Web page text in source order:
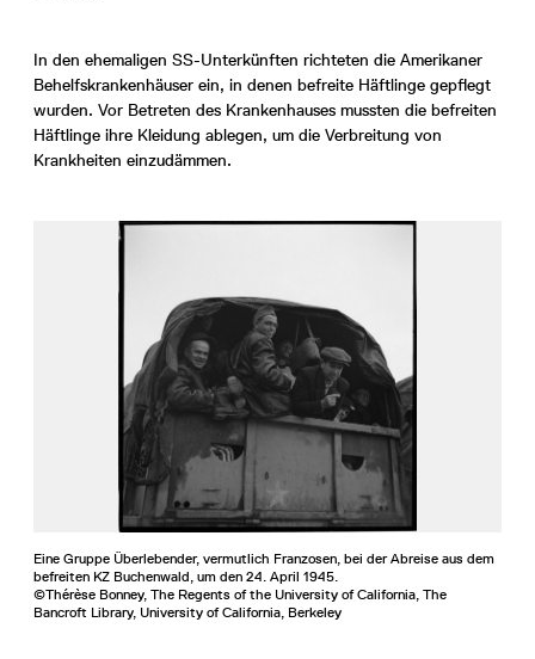
In den ehemaligen SS-Unterkünften richteten die Amerikaner
Behelfskrankenhäuser ein, in denen befreite Häftlinge gepflegt
wurden. Vor Betreten des Krankenhauses mussten die befreiten
Häftlinge ihre Kleidung ablegen, um die Verbreitung von
Krankheiten einzudämmen.
Eine Gruppe Überlebender, vermutlich Franzosen, bei der Abreise aus dem
befreiten KZ Buchenwald, um den 24. April 1945.
©Thérèse Bonney, The Regents of the University of California, The
Bancroft Library, University of California, Berkeley